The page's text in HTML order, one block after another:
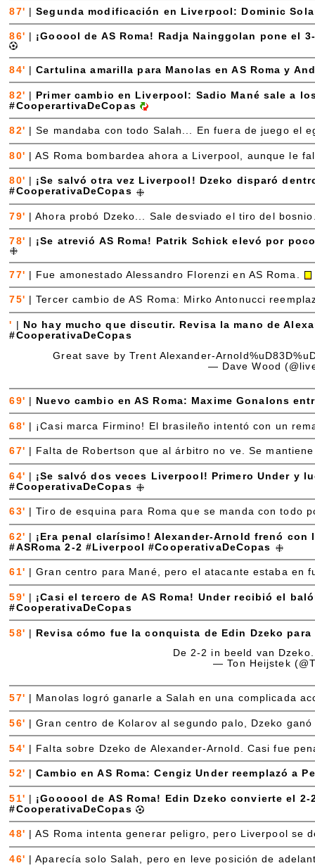
87' |Segunda modificación en Liverpool: Dominic
86' ¡Gooool de AS Roma! Radja Nainggolan pone el
84' |Cartulina amarilla para Manolas en AS Roma y
82' | Primer cambio en Liverpool: Sadio Mané sale a
#CooperartivaDeCopas
82' |Se mandaba con todo Salah... En fuera de juego el
80' |AS Roma bombardea ahora a Liverpool, aunque le
80'
¡Se salvó otra vez Liverpool! Dzeko disparó
#CooperativaDeCopas
79' |Ahora probó Dzeko... Sale desviado el tiro del
78' ¡Se atrevió AS Roma! Patrik Schick elevó por
77' Fue amonestado Alessandro Florenzi en AS Roma.
75' |Tercer cambio de AS Roma: Mirko Antonucci
'
No hay mucho que discutir. Revisa la mano de
#CooperativaDeCopas
Great save by Trent Alexander-
— Dave Wood
69' Nuevo cambio en AS Roma: Maxime Gonalons
68' | ¡Casi marca Firmino! El brasileño intentó con un
67' Falta de Robertson que al árbitro no ve. Se
64' | ¡Se salvó dos veces Liverpool! Primero Under y
#CooperativaDeCopas
63' |Tiro de esquina para Roma que se manda con todo
62'
¡Era penal clarísimo! Alexander-Arnold frenó
#ASRoma 2-2 #Liverpool #CooperativaDeCopas
61' |Gran centro para Mané, pero el atacante estaba en
59'
¡Casi el tercero de AS Roma! Under recibió el
#CooperativaDeCopas
58' | Revisa cómo fue la conquista de Edin Dzeko
De 2-2 in beeld van
— Ton Heijstek
57' Manolas logró ganarle a Salah en una complicada
56' |Gran centro de Kolarov al segundo palo, Dzeko
54' | Falta sobre Dzeko de Alexander-Arnold. Casi fue
52' |Cambio en AS Roma: Cengiz Under reemplazó a
51' | ¡Goooool de AS Roma! Edin Dzeko convierte el
#CooperativaDeCopas
48' |AS Roma intenta generar peligro, pero Liverpool se
46' |Aparecía solo Salah, pero en leve posición de